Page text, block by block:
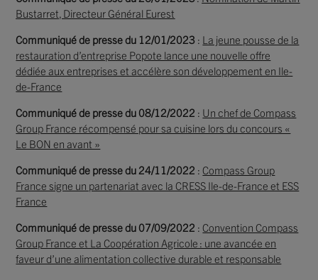
Bustarret, Directeur Général Eurest
Communiqué de presse du 12/01/2023 : La jeune pousse de la
restauration d’entreprise Popote lance une nouvelle offre
dédiée aux entreprises et accélère son développement en Ile-
de-France
Communiqué de presse du 08/12/2022 : Un chef de Compass
Group France récompensé pour sa cuisine lors du concours «
Le BON en avant »
Communiqué de presse du 24/11/2022 :Compass Group
France signe un partenariat avec la CRESS Ile-de-France et ESS
France
Communiqué de presse du 07/09/2022 :Convention Compass
Group France et La Coopération Agricole : une avancée en
faveur d’une alimentation collective durable et responsable